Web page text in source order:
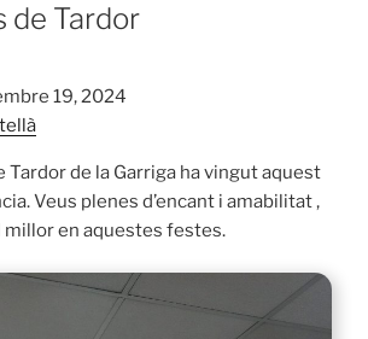
de Tardor
19, 2024
Tardor de la Garriga ha vingut aquest
Veus plenes d’encant i amabilitat ,
en aquestes festes.